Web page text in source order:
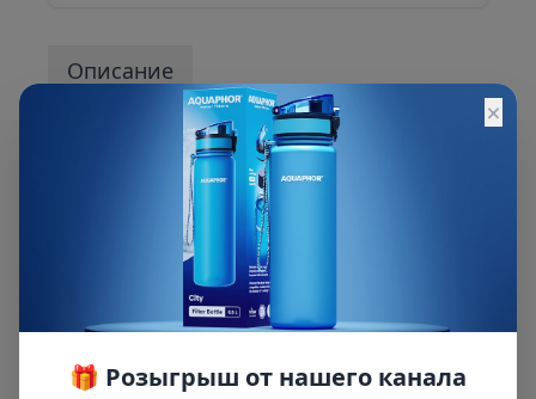
Описание
Описание и характеристики смотрите на
×
🎁 Розыгрыш от нашего канала